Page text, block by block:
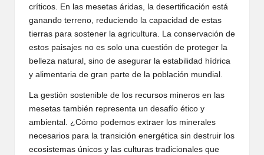
críticos. En las mesetas áridas, la desertificación está
ganando terreno, reduciendo la capacidad de estas
tierras para sostener la agricultura. La conservación de
estos paisajes no es solo una cuestión de proteger la
belleza natural, sino de asegurar la estabilidad hídrica
y alimentaria de gran parte de la población mundial.
La gestión sostenible de los recursos mineros en las
mesetas también representa un desafío ético y
ambiental. ¿Cómo podemos extraer los minerales
necesarios para la transición energética sin destruir los
ecosistemas únicos y las culturas tradicionales que